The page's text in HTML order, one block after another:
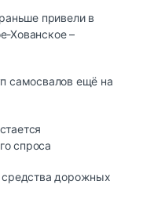
привели в
Хованское –
самосвалов ещё на
спроса
средства дорожных